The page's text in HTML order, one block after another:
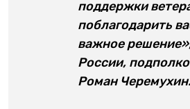
поддержки
поблагодарить
важное
России,
Роман